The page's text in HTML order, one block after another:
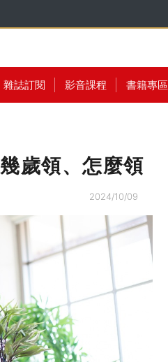
雜誌訂閱 影音課程 書籍專區
歲領、怎麼領
2024/10/09